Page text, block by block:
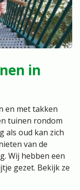
in
en met takken
tuinen rondom
als oud kan zich
van de
Wij hebben een
gezet. Bekijk ze